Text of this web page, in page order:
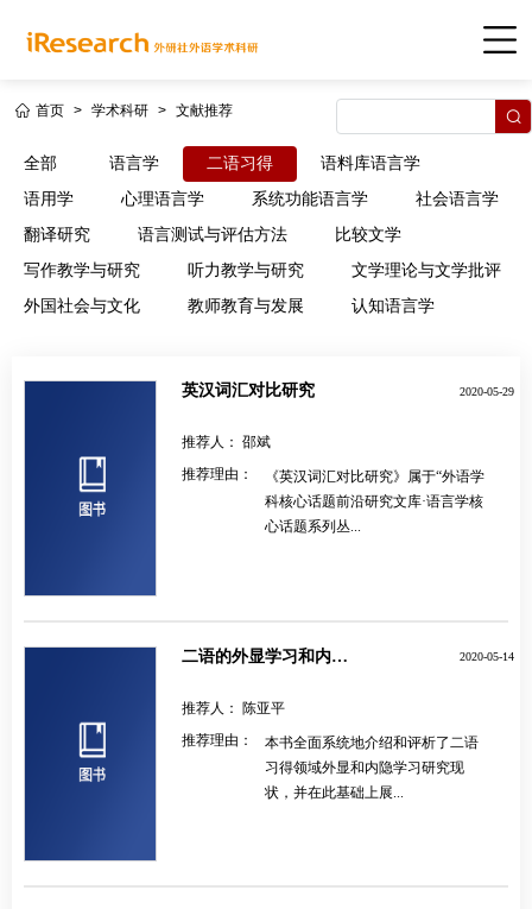
首页 > 学术科研 > 文献推荐
全部 语言学 二语习得
语料库语言学
语用学
心理语言学 系统功能语言学
社会语言学
翻译研究
语言测试与评估方法
比较文学
写作教学与研究
听力教学与研究
文学理论与文学批评
外国社会与文化
教师教育与发展 认知语言学
英汉词汇对比研究 2020-05-29
推荐人： 邵斌
推荐理由：
《英汉词汇对比研究》属于“外语学
科核心话题前沿研究文库·语言学核
心话题系列丛...
二语的外显学习和内隐学习 2020-05-14
推荐人： 陈亚平
推荐理由：
本书全面系统地介绍和评析了二语
习得领域外显和内隐学习研究现
状，并在此基础上展...